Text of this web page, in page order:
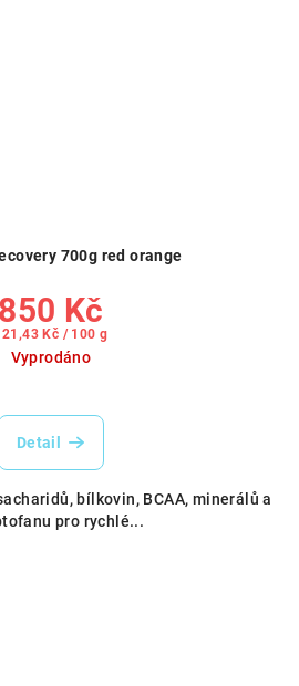
700g red orange
850 Kč
Kč / 100 g
Vyprodáno
Detail
bílkovin, BCAA, minerálů a
pro rychlé...